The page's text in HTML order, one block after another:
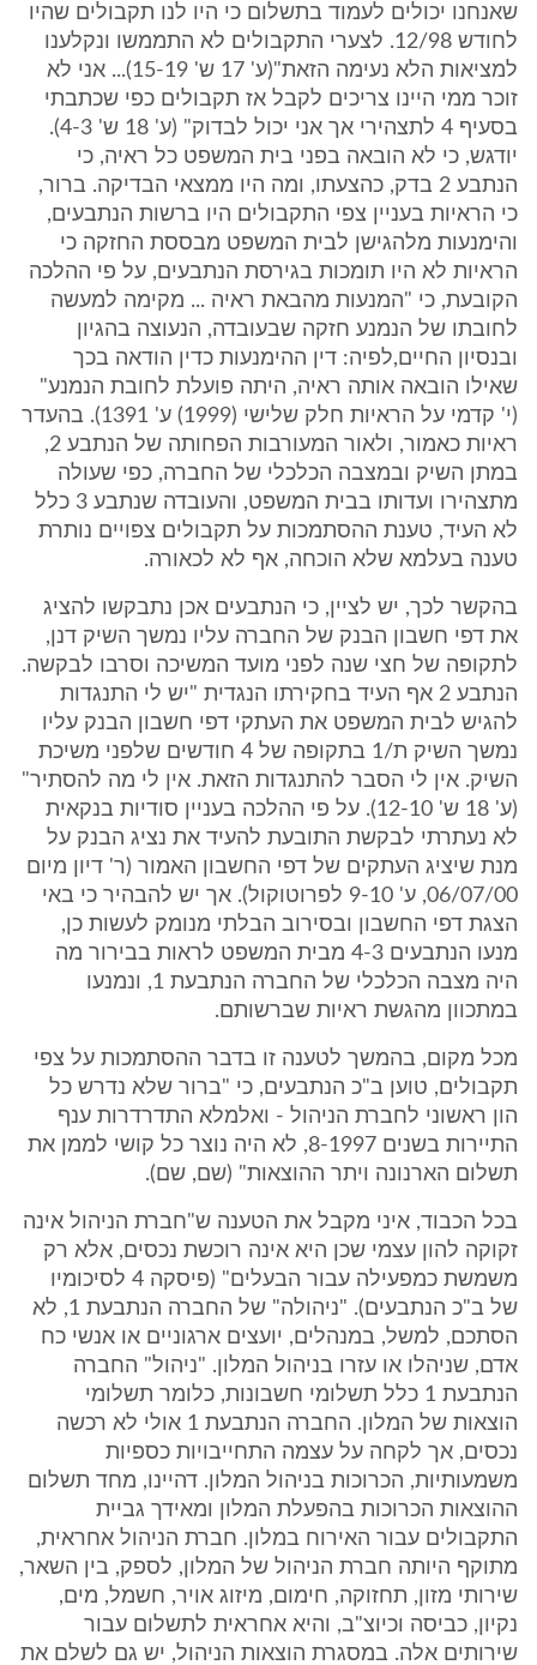
שאנחנו יכולים לעמוד בתשלום כי היו לנו תקבולים שהיו
לחודש 12/98. לצערי התקבולים לא התממשו ונקלענו
למציאות הלא נעימה הזאת"(ע' 17 ש' 15-19)... אני לא
זוכר ממי היינו צריכים לקבל אז תקבולים כפי שכתבתי
בסעיף 4 לתצהירי אך אני יכול לבדוק" (ע' 18 ש' 4-3).
יודגש, כי לא הובאה בפני בית המשפט כל ראיה, כי
הנתבע 2 בדק, כהצעתו, ומה היו ממצאי הבדיקה. ברור,
כי הראיות בעניין צפי התקבולים היו ברשות הנתבעים,
והימנעות מלהגישן לבית המשפט מבססת החזקה כי
הראיות לא היו תומכות בגירסת הנתבעים, על פי ההלכה
הקובעת, כי "המנעות מהבאת ראיה ... מקימה למעשה
לחובתו של הנמנע חזקה שבעובדה, הנעוצה בהגיון
ובנסיון החיים,לפיה: דין ההימנעות כדין הודאה בכך
שאילו הובאה אותה ראיה, היתה פועלת לחובת הנמנע"
(י' קדמי על הראיות חלק שלישי (1999) ע' 1391). בהעדר
ראיות כאמור, ולאור המעורבות הפחותה של הנתבע 2,
במתן השיק ובמצבה הכלכלי של החברה, כפי שעולה
מתצהירו ועדותו בבית המשפט, והעובדה שנתבע 3 כלל
לא העיד, טענת ההסתמכות על תקבולים צפויים נותרת
טענה בעלמא שלא הוכחה, אף לא לכאורה.
בהקשר לכך, יש לציין, כי הנתבעים אכן נתבקשו להציג
את דפי חשבון הבנק של החברה עליו נמשך השיק דנן,
לתקופה של חצי שנה לפני מועד המשיכה וסרבו לבקשה.
הנתבע 2 אף העיד בחקירתו הנגדית "יש לי התנגדות
להגיש לבית המשפט את העתקי דפי חשבון הבנק עליו
נמשך השיק ת/1 בתקופה של 4 חודשים שלפני משיכת
השיק. אין לי הסבר להתנגדות הזאת. אין לי מה להסתיר"
(ע' 18 ש' 12-10). על פי ההלכה בעניין סודיות בנקאית
לא נעתרתי לבקשת התובעת להעיד את נציג הבנק על
מנת שיציג העתקים של דפי החשבון האמור (ר' דיון מיום
06/07/00, ע' 9-10 לפרוטוקול). אך יש להבהיר כי באי
הצגת דפי החשבון ובסירוב הבלתי מנומק לעשות כן,
מנעו הנתבעים 4-3 מבית המשפט לראות בבירור מה
היה מצבה הכלכלי של החברה הנתבעת 1, ונמנעו
במתכוון מהגשת ראיות שברשותם.
מכל מקום, בהמשך לטענה זו בדבר ההסתמכות על צפי
תקבולים, טוען ב"כ הנתבעים, כי "ברור שלא נדרש כל
הון ראשוני לחברת הניהול - ואלמלא התדרדרות ענף
התיירות בשנים 8-1997, לא היה נוצר כל קושי לממן את
תשלום הארנונה ויתר ההוצאות" (שם, שם).
בכל הכבוד, איני מקבל את הטענה ש"חברת הניהול אינה
זקוקה להון עצמי שכן היא אינה רוכשת נכסים, אלא רק
משמשת כמפעילה עבור הבעלים" (פיסקה 4 לסיכומיו
של ב"כ הנתבעים). "ניהולה" של החברה הנתבעת 1, לא
הסתכם, למשל, במנהלים, יועצים ארגוניים או אנשי כח
אדם, שניהלו או עזרו בניהול המלון. "ניהול" החברה
הנתבעת 1 כלל תשלומי חשבונות, כלומר תשלומי
הוצאות של המלון. החברה הנתבעת 1 אולי לא רכשה
נכסים, אך לקחה על עצמה התחייבויות כספיות
משמעותיות, הכרוכות בניהול המלון. דהיינו, מחד תשלום
ההוצאות הכרוכות בהפעלת המלון ומאידך גביית
התקבולים עבור האירוח במלון. חברת הניהול אחראית,
מתוקף היותה חברת הניהול של המלון, לספק, בין השאר,
שירותי מזון, תחזוקה, חימום, מיזוג אויר, חשמל, מים,
נקיון, כביסה וכיוצ"ב, והיא אחראית לתשלום עבור
שירותים אלה. במסגרת הוצאות הניהול, יש גם לשלם את